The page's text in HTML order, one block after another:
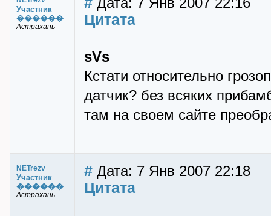
Участник
������
Астрахань Цитата
sVs
Кстати относительно
датчик? без всяких
там на своем сайте
NETrezv
Участник
������
Астрахань
# Дата: 7 Янв 2007 22:18
Цитата